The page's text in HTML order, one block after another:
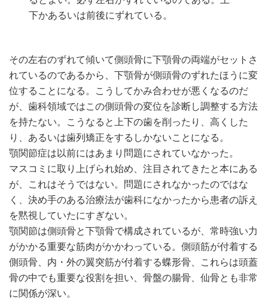
下かあるいは前後にずれている。
その左右のずれて傾いて側頭骨に下顎骨の両端がセットさ
れているのであるから、下顎骨が側頭骨のずれたほうに変
位することになる。こうしてかみ合わせが悪くなるのだ
が、歯科領域ではこの側頭骨の変位を診断し調整する方法
を持たない。こうなると上下の歯を削ったり、高くした
り、あるいは歯列矯正をするしかないことになる。
顎関節症は以前にはあまり問題にされていなかった。
マスコミに取り上げられ始め、注目されてきたと本にある
が、これはそうではない。問題にされなかったのではな
く、決め手のある治療法が歯科になかったから患者の訴え
を黙視していたにすぎない。
顎関節は側頭骨と下顎骨で構成されているが、常時強い力
がかかる重要な筋肉がかかわっている。側頭筋が付着する
側頭骨、内・外の翼突筋が付着する蝶形骨、これらは頭蓋
骨の中でも重要な役割を担い、骨盤の腸骨、仙骨とも非常
に関係が深い。